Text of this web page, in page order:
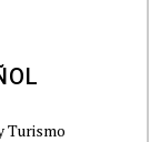
Turismo